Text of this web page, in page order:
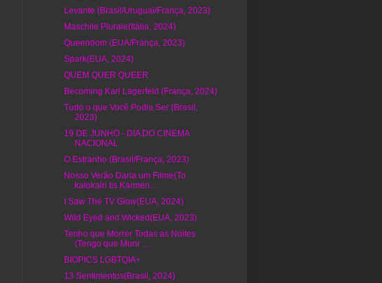
Levante (Brasil/Uruguai/França, 2023)
Maschile Plurale(Itália, 2024)
Queendom (EUA/França, 2023)
Spark(EUA, 2024)
QUEM QUER QUEER
Becoming Karl Lagerfeld (França, 2024)
Tudo o que Você Podia Ser (Brasil,
2023)
19 DE JUNHO - DIA DO CINEMA
NACIONAL
O Estranho (Brasil/França, 2023)
Nosso Verão Daria um Filme(To
kalokairi tis Karmen...
I Saw The TV Glow(EUA, 2024)
Wild Eyed and Wicked(EUA, 2023)
Tenho que Morrer Todas as Noites
(Tengo que Morir ...
BIOPICS LGBTQIA+
13 Sentimentos(Brasil, 2024)